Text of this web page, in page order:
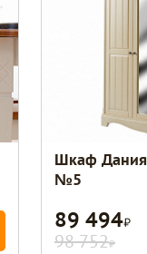
Шкаф Дания
№5
89 494Р
98 752Р